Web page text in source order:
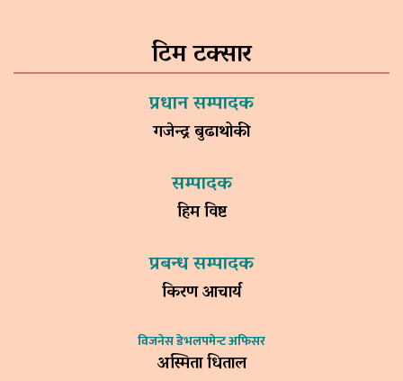
टिम टक्सार
प्रधान सम्पादक
गजेन्द्र बुढाथोकी
सम्पादक
हिम विष्ट
प्रबन्ध सम्पादक
किरण आचार्य
विजनेस डेभलपमेन्ट अफिसर
अस्मिता धिताल